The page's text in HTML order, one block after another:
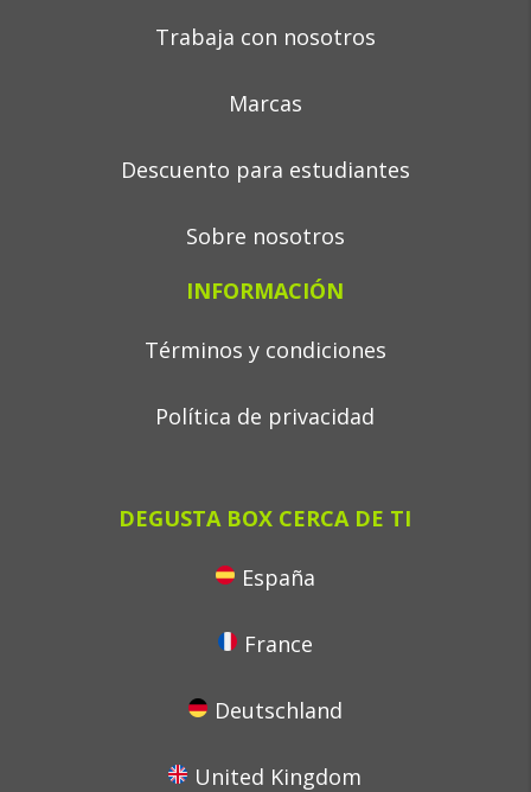
Trabaja con nosotros
Marcas
Descuento para estudiantes
Sobre nosotros
INFORMACIÓN
Términos y condiciones
Política de privacidad
DEGUSTA BOX CERCA DE TI
España
France
Deutschland
United Kingdom